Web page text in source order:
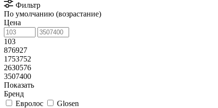
Фильтр
По умолчанию (возрастание)
Цена
103
876927
1753752
2630576
3507400
Показать
Бренд
Евролос
Glosen